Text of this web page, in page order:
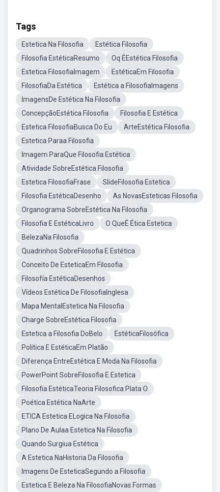
Tags
Estetica Na Filosofia
Estética Filosofia
Filosofia EstéticaResumo
Oq ÉEstética Filosofia
Estetica FilosofiaImagem
EstéticaEm Filosofia
FilosofiaDa Estética
Estética a FilosofiaImagens
ImagensDe Estética Na Filosofia
ConcepçãoEstética Filosofia
Filosofia E Estética
Estetica FilosofiaBusca Do Eu
ArteEstética Filosofia
Estetica Paraa Filosofia
Imagem ParaQue Filosofia Estética
Atividade SobreEstética Filosofia
Estetica FilosofiaFrase
SlideFilosofia Estetica
Filosofia EstéticaDesenho
As NovasEsteticas Filosofia
Organograma SobreEstética Na Filosofia
Filosofia E EstéticaLivro
O QueÉ Ética Estetica
BelezaNa Filosofia
Quadrinhos SobreFilosofia E Estética
Conceito De EsteticaEm Filosofia
Filosofía EstéticaDesenhos
Vídeos Estética De FilosofiaInglesa
Mapa MentalEstetica Na Filosofia
Charge SobreEstética Filosofia
Estetica a Filosofia DoBelo
EstéticaFilosófica
Política E EstéticaEm Platão
Diferença EntreEstética E Moda Na Filosofia
PowerPoint SobreFilosofia E Estetica
Filosofia EstéticaTeoria Filosofica Plata O
Poética Estética NaArte
ETICA Estetica ELogica Na Filosofia
Plano De Aulaa Estetica Na Filosofia
Quando Surgiua Estética
A Estetica NaHistoria Da Filosofia
Imagens De EsteticaSegundo a Filosofia
Estetica E Beleza Na FilosofiaNovas Formas